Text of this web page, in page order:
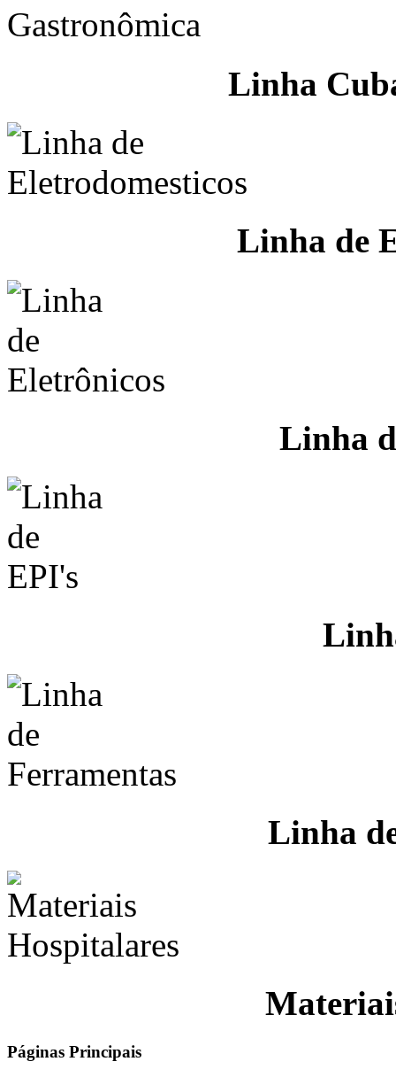
Linha
Linha de
Linha
Linha
Páginas Principais